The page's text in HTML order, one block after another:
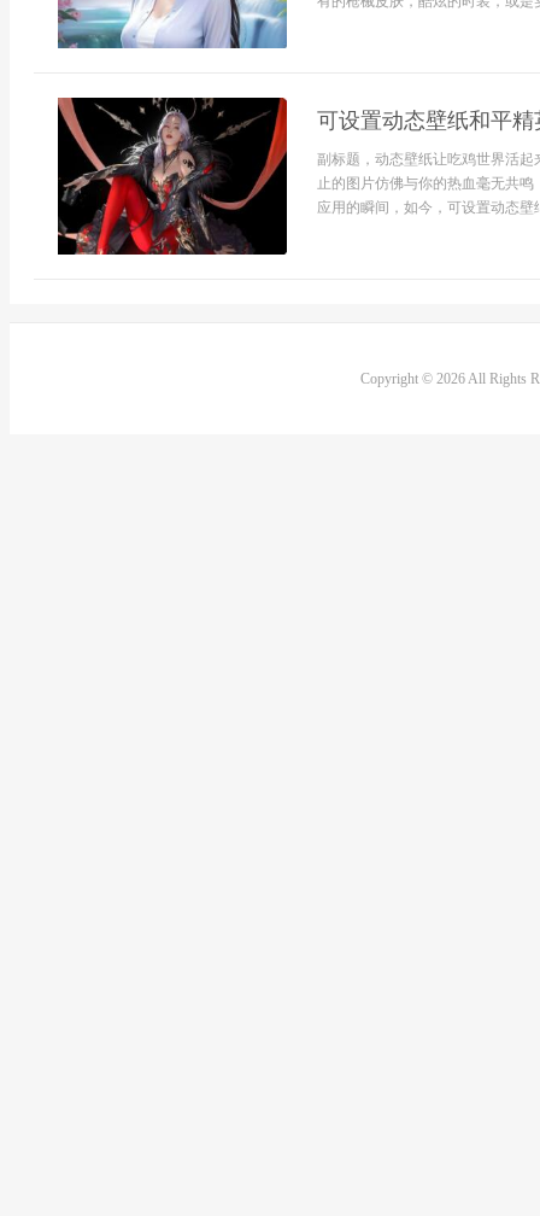
可设置动态壁纸和平
副标题，动态壁纸让吃鸡世界活
止的图片仿佛与你的热血毫无共
应用的瞬间，如今，可设置动态
Copyright © 2026 All Rights